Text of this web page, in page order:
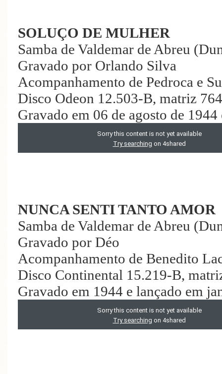
SOLUÇO DE MULHER
Samba de Valdemar de Abreu
Gravado por Orlando Silva
Acompanhamento de Pedroca e
Disco Odeon 12.503-B, matriz
Gravado em 06 de agosto de
NUNCA SENTI TANTO AMOR
Samba de Valdemar de Abreu
Gravado por Déo
Acompanhamento de Benedito
Disco Continental 15.219-B,
Gravado em 1944 e lançado em